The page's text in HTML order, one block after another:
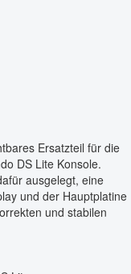
Ersatzteil für die
DS Lite Konsole.
ausgelegt, eine
und der Hauptplatine
und stabilen